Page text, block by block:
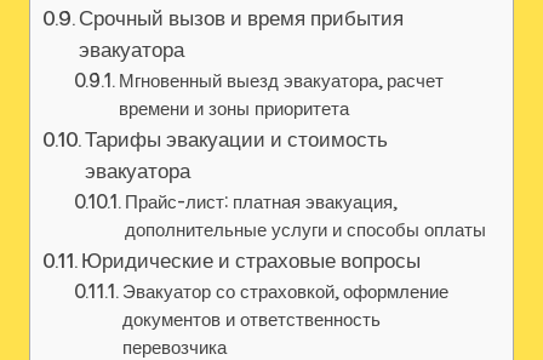
Срочный вызов и время прибытия
эвакуатора
Мгновенный выезд эвакуатора, расчет
времени и зоны приоритета
Тарифы эвакуации и стоимость
эвакуатора
Прайс-лист: платная эвакуация,
дополнительные услуги и способы оплаты
Юридические и страховые вопросы
Эвакуатор со страховкой, оформление
документов и ответственность
перевозчика